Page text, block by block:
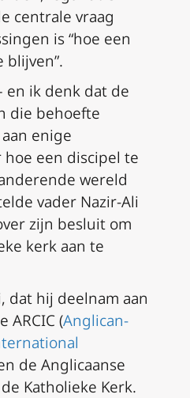
centrale vraag
is “hoe een
blijven”.
en ik denk dat de
die behoefte
enige
een discipel te
wereld
vader Nazir-Ali
zijn besluit om
kerk aan te
dat hij deelnam aan
ARCIC (Anglican-
de Anglicaanse
Katholieke Kerk.